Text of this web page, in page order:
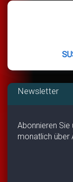
Newsletter
Abonnieren Sie
monatlich über